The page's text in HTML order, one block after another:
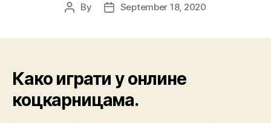
By September 18, 2020
Како играти у онлине
коцкарницама.